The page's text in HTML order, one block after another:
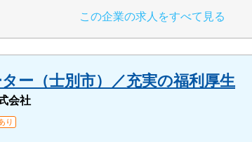
この企業の求人をすべて見る
ー（士別市）／充実の福利厚生
会社
り